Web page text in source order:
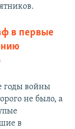
в первые
годы войны
не было, а
в